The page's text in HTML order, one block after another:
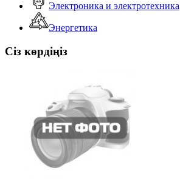
Электроника и электротехника
Энергетика
Сіз көрдіңіз